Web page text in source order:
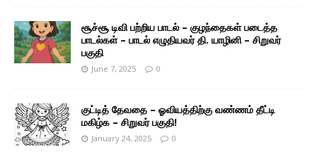
சூச்சூ டிவி பற்றிய பாடல் – குழந்தைகள் படைத்த
பாடல்கள் – பாடல் எழுதியவர் தி. யாழினி – சிறுவர்
பகுதி
June 7, 2025 0
குட்டித் தேவதை – ஓவியத்திற்கு வண்ணம் தீட்டி
மகிழ்க – சிறுவர் பகுதி!
January 24, 2025 0